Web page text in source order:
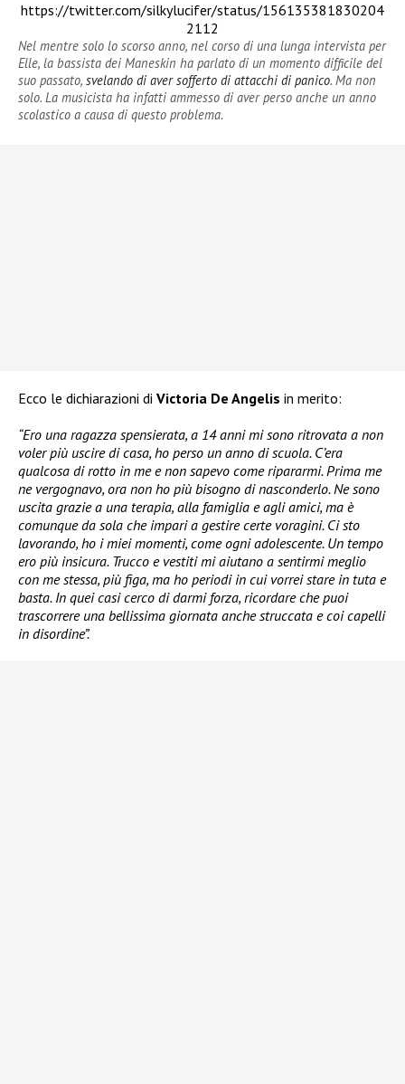
https://twitter.com/silkylucifer/status/156135381830204
2112
Nel mentre solo lo scorso anno, nel corso di una lunga intervista per
Elle, la bassista dei Maneskin ha parlato di un momento difficile del
suo passato, svelando di aver sofferto di attacchi di panico. Ma non
solo. La musicista ha infatti ammesso di aver perso anche un anno
scolastico a causa di questo problema.
Ecco le dichiarazioni di Victoria De Angelis in merito:
“Ero una ragazza spensierata, a 14 anni mi sono ritrovata a non
voler più uscire di casa, ho perso un anno di scuola. C’era
qualcosa di rotto in me e non sapevo come ripararmi. Prima me
ne vergognavo, ora non ho più bisogno di nasconderlo. Ne sono
uscita grazie a una terapia, alla famiglia e agli amici, ma è
comunque da sola che impari a gestire certe voragini. Ci sto
lavorando, ho i miei momenti, come ogni adolescente. Un tempo
ero più insicura. Trucco e vestiti mi aiutano a sentirmi meglio
con me stessa, più figa, ma ho periodi in cui vorrei stare in tuta e
basta. In quei casi cerco di darmi forza, ricordare che puoi
trascorrere una bellissima giornata anche struccata e coi capelli
in disordine”.